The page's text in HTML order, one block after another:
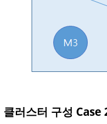
클러스터 구성 Case